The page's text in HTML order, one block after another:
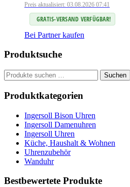
Preis aktualisiert: 03.08.2026 07:41
GRATIS-VERSAND VERFÜGBAR!
Bei Partner kaufen
Produktsuche
Suchen
nach:
Suchen
Produktkategorien
Ingersoll Bison Uhren
Ingersoll Damenuhren
Ingersoll Uhren
Küche, Haushalt & Wohnen
Uhrenzubehör
Wanduhr
Bestbewertete Produkte